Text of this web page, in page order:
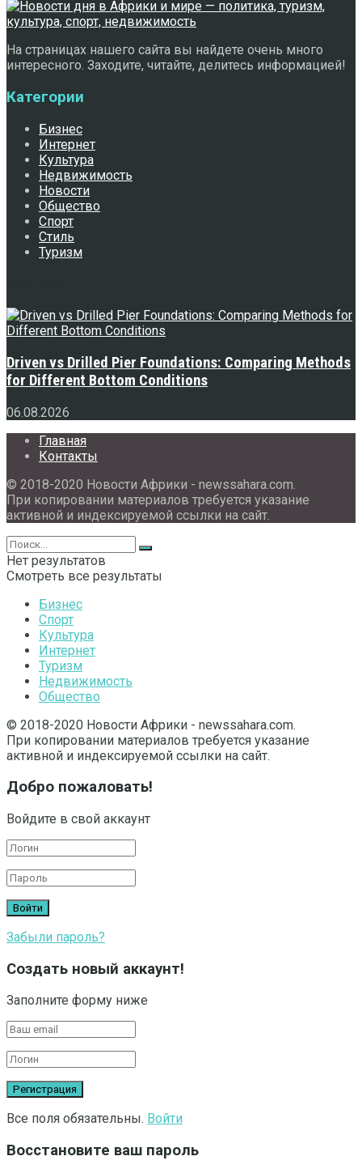
На страницах нашего сайта вы найдете очень много
интересного. Заходите, читайте, делитесь информацией!
Категории
Бизнес
Интернет
Культура
Недвижимость
Новости
Общество
Спорт
Стиль
Туризм
Driven vs Drilled Pier Foundations: Comparing Methods
for Different Bottom Conditions
06.08.2026
Главная
Контакты
© 2018-2020 Новости Африки - newssahara.com.
При копировании материалов требуется указание
активной и индексируемой ссылки на сайт.
Нет результатов
Смотреть все результаты
Бизнес
Спорт
Культура
Интернет
Туризм
Недвижимость
Общество
© 2018-2020 Новости Африки - newssahara.com.
При копировании материалов требуется указание
активной и индексируемой ссылки на сайт.
Добро пожаловать!
Войдите в свой аккаунт
Забыли пароль?
Создать новый аккаунт!
Заполните форму ниже
Все поля обязательны. Войти
Восстановите ваш пароль